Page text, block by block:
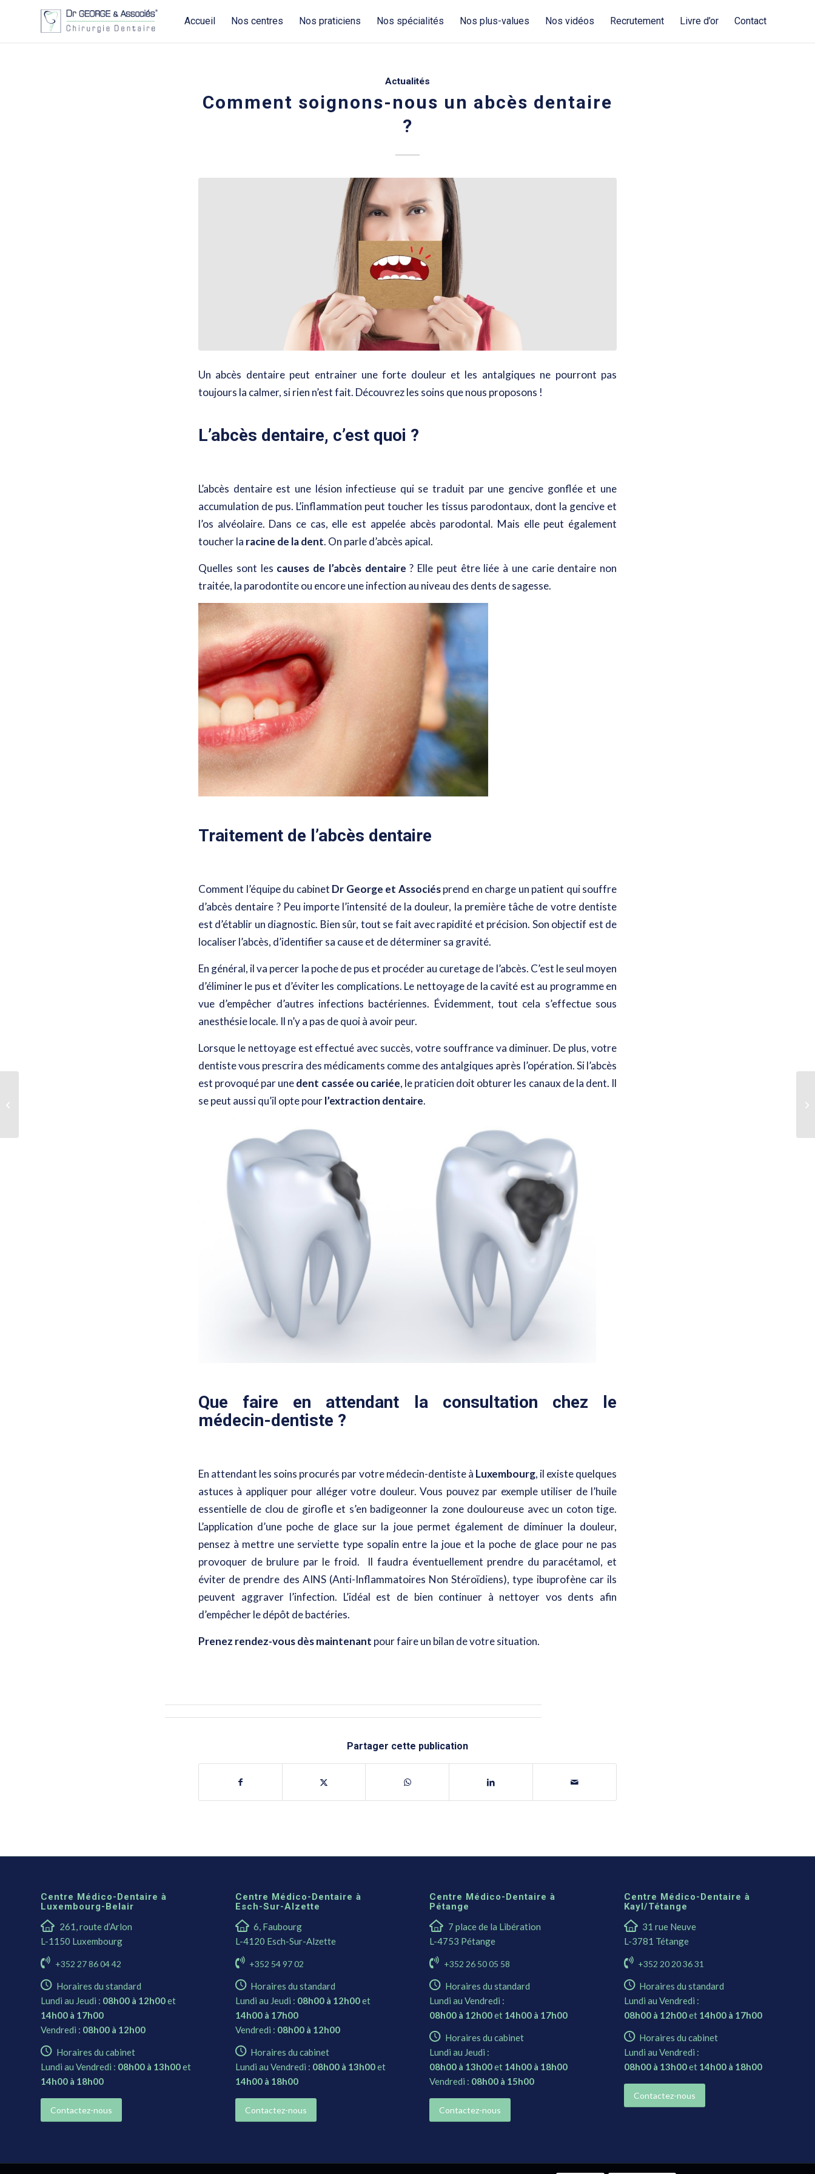
Accueil Nos centres Nos praticiens Nos spécialités Nos plus-values Nos vidéos Recrutement Livre d’or Contact
Actualités
Comment soignons-nous un abcès dentaire
?
Un abcès dentaire peut entrainer une forte douleur et les antalgiques ne pourront pas
toujours la calmer, si rien n’est fait. Découvrez les soins que nous proposons !
L’abcès dentaire, c’est quoi ?
L’abcès dentaire est une lésion infectieuse qui se traduit par une gencive gonflée et une
accumulation de pus. L’inflammation peut toucher les tissus parodontaux, dont la gencive et
l’os alvéolaire. Dans ce cas, elle est appelée abcès parodontal. Mais elle peut également
toucher la racine de la dent. On parle d’abcès apical.
Quelles sont les causes de l’abcès dentaire ? Elle peut être liée à une carie dentaire non
traitée, la parodontite ou encore une infection au niveau des dents de sagesse.
Traitement de l’abcès dentaire
Comment l’équipe du cabinet Dr George et Associésprend en charge un patient qui souffre
d’abcès dentaire ? Peu importe l’intensité de la douleur, la première tâche de votre dentiste
est d’établir un diagnostic. Bien sûr, tout se fait avec rapidité et précision. Son objectif est de
localiser l’abcès, d’identifier sa cause et de déterminer sa gravité.
En général, il va percer la poche de pus et procéder au curetage de l’abcès. C’est le seul moyen
d’éliminer le pus et d’éviter les complications. Le nettoyage de la cavité est au programme en
vue d’empêcher d’autres infections bactériennes. Évidemment, tout cela s’effectue sous
anesthésie locale. Il n’y a pas de quoi à avoir peur.
Lorsque le nettoyage est effectué avec succès, votre souffrance va diminuer. De plus, votre
dentiste vous prescrira des médicaments comme des antalgiques après l’opération. Si l’abcès
est provoqué par unedent cassée ou cariée, le praticien doit obturer les canaux de la dent. Il
se peut aussiqu’il opte pourl’extraction dentaire.
Que faire en attendant la consultation chez le
médecin-dentiste ?
En attendant les soins procurés par votre médecin-dentiste à Luxembourg, il existe quelques
astuces à appliquer pour alléger votre douleur. Vous pouvez par exemple utiliser de l’huile
essentielle de clou de girofle et s’en badigeonner la zone douloureuse avec un coton tige.
L’application d’une poche de glace sur la joue permet également de diminuer la douleur,
pensez à mettre une serviette type sopalin entre la joue et la poche de glace pour ne pas
provoquer de brulure par le froid. Il faudra éventuellement prendre du paracétamol, et
éviter de prendre des AINS (Anti-Inflammatoires Non Stéroïdiens), type ibuprofène car ils
peuvent aggraver l’infection. L’idéal est de bien continuer à nettoyer vos dents afin
d’empêcher le dépôt de bactéries.
Prenez rendez-vous dès maintenant pour faire un bilan de votre situation.
Partager cette publication
Centre Médico-Dentaire à
Luxembourg-Belair
261, route d’Arlon
L-1150 Luxembourg
+352 27 86 04 42
Horaires du standard
Lundi au Jeudi : 08h00 à 12h00et
14h00 à 17h00
Vendredi : 08h00 à 12h00
Horaires du cabinet
Lundi au Vendredi : 08h00 à 13h00et
14h00 à 18h00
Contactez-nous
Centre Médico-Dentaire à
Esch-Sur-Alzette
6, Faubourg
L-4120 Esch-Sur-Alzette
+352 54 97 02
Horaires du standard
Lundi au Jeudi : 08h00 à 12h00et
14h00 à 17h00
Vendredi : 08h00 à 12h00
Horaires du cabinet
Lundi au Vendredi : 08h00 à 13h00et
14h00 à 18h00
Contactez-nous
Centre Médico-Dentaire à
Pétange
7 place de la Libération
L-4753 Pétange
+352 26 50 05 58
Horaires du standard
Lundi au Vendredi :
08h00 à 12h00et 14h00 à 17h00
Horaires du cabinet
Lundi au Jeudi :
08h00 à 13h00et 14h00 à 18h00
Vendredi : 08h00 à 15h00
Contactez-nous
Centre Médico-Dentaire à
Kayl/Tétange
31 rue Neuve
L-3781 Tétange
+352 20 20 36 31
Horaires du standard
Lundi au Vendredi :
08h00 à 12h00et 14h00 à 17h00
Horaires du cabinet
Lundi au Vendredi :
08h00 à 13h00et 14h00 à 18h00
Contactez-nous